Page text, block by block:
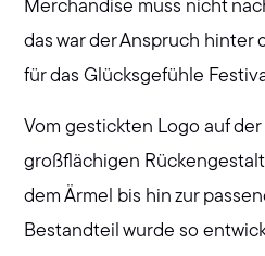
Merchandise muss nicht
das war der Anspruch hinter
für das Glücksgefühle
Vom gestickten Logo auf der
großflächigen
dem Ärmel bis hin zur
Bestandteil wurde so